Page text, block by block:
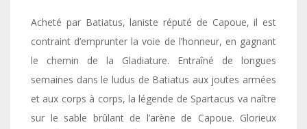
Acheté par Batiatus, laniste réputé de Capoue, il est
contraint d’emprunter la voie de l’honneur, en gagnant
le chemin de la Gladiature. Entraîné de longues
semaines dans le ludus de Batiatus aux joutes armées
et aux corps à corps, la légende de Spartacus va naître
sur le sable brûlant de l’arène de Capoue. Glorieux